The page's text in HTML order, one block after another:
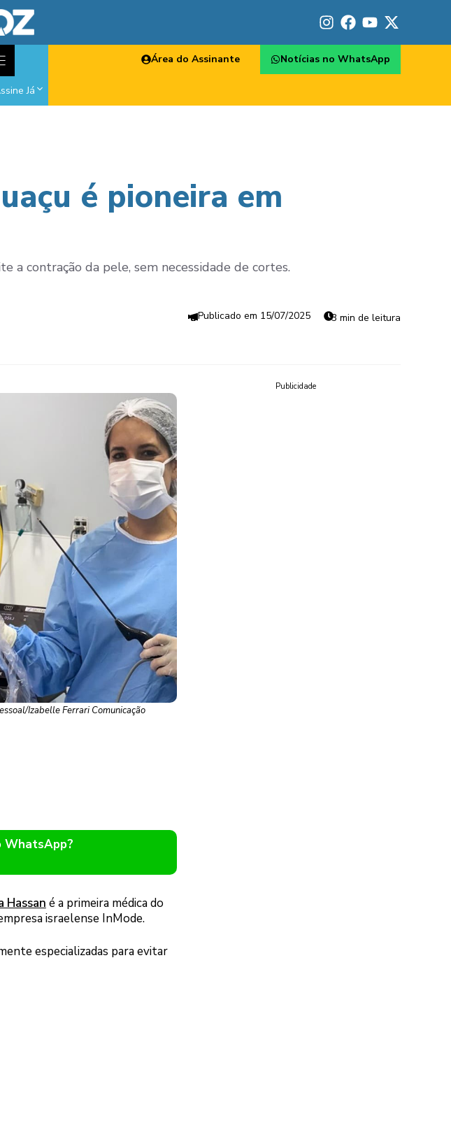
Já
Área do Assinante Notícias no WhatsApp
é pioneira em
a contração da pele, sem necessidade de cortes.
15/07/2025 3 min de leitura
Izabelle Ferrari Comunicação
WhatsApp?
Hassan é a primeira médica do
israelense InMode.
especializadas para evitar
Publicidade